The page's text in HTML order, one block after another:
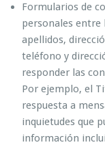
Formularios de
personales entre
apellidos,
teléfono y
responder las
Por ejemplo, el
respuesta a
inquietudes que
información